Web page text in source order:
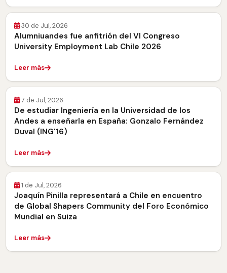
30 de Jul, 2026
Alumniuandes fue anfitrión del VI Congreso
University Employment Lab Chile 2026
Leer más
7 de Jul, 2026
De estudiar Ingeniería en la Universidad de los
Andes a enseñarla en España: Gonzalo Fernández
Duval (ING'16)
Leer más
1 de Jul, 2026
Joaquín Pinilla representará a Chile en encuentro
de Global Shapers Community del Foro Económico
Mundial en Suiza
Leer más